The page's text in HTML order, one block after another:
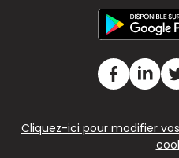
Cliquez-ici pour modifier